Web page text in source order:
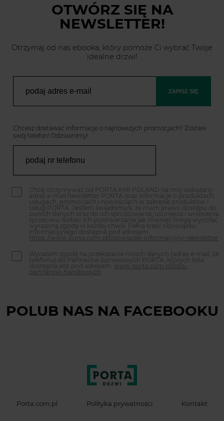
OTWÓRZ SIĘ NA
NEWSLETTER!
Otrzymaj od nas ebooka, który pomoże Ci wybrać Twoje
idealne drzwi!
ZAPISZ SIĘ
Chcesz dostawać informacje o najnowszych promocjach? Zostaw
swój telefon! Odzwonimy!
Chcę otrzymywać od PORTA KMI POLAND na mój wskazany
adres e-mail newsletter PORTA oraz informacje o produktach,
usługach, promocjach i nowościach w zakresie produktów i
usług PORTA. Jestem świadomy/a, że mam prawo dostępu do
swoich danych oraz do ich sprostowania, usunięcia i wniesienia
sprzeciwu wobec ich przetwarzania jak również mogę wycofać
wyrażoną zgodę w każdej chwili. Pełna treść obowiązku
informacyjnego dostępna pod adresem:
https://www.porta.com.pl/obowiazek-informacyjny-newsletter
Wyrażam zgodę na przekazanie moich danych (adres e-mail, że
telefonu) do Partnerów biznesowych PORTA, których lista
dostępna jest pod adresem:
www.porta.com.pl/lista-
partnerow-handlowych
POLUB NAS NA FACEBOOKU
Porta.com.pl Polityka prywatności Kontakt